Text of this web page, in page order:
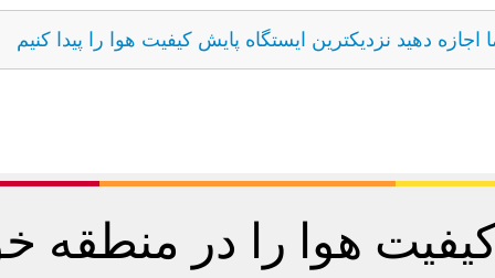
اجازه دهید نزدیکترین ایستگاه پایش کیفیت هوا را پیدا کنیم
کیفیت هوا را در